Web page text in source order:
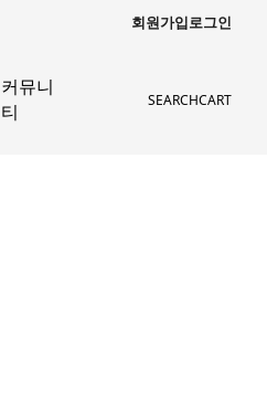
회원가입로그인
커뮤니
티
SEARCHCART